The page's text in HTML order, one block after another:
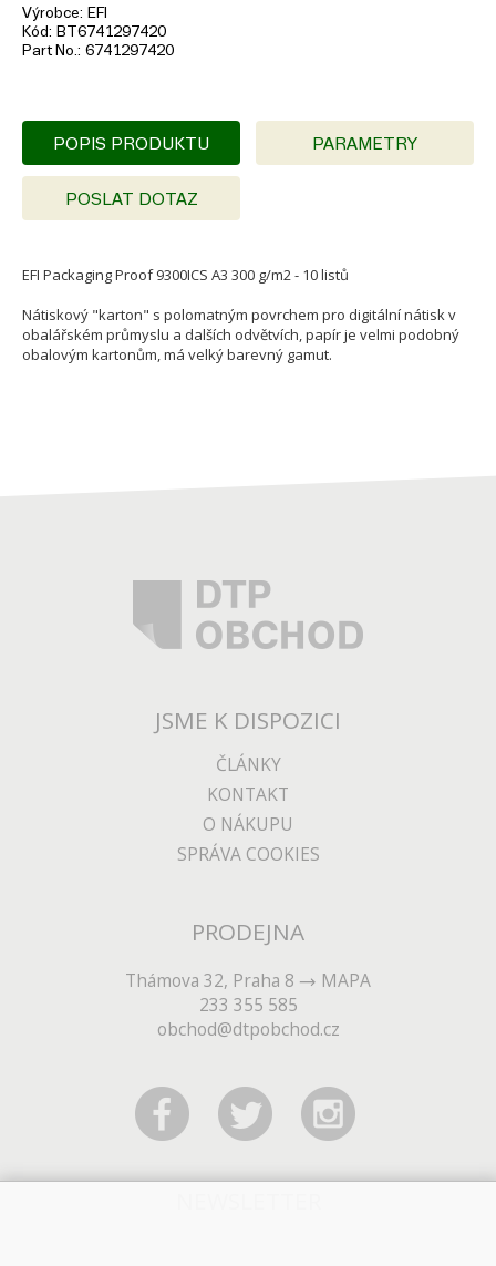
Výrobce
EFI
Kód
BT6741297420
Part No. 6741297420
POPIS PRODUKTU PARAMETRY
POSLAT DOTAZ
EFI Packaging Proof 9300ICS A3 300 g/m2 - 10 listů
Nátiskový "karton" s polomatným povrchem pro digitální nátisk v
obalářském průmyslu a dalších odvětvích, papír je velmi podobný
obalovým kartonům, má velký barevný gamut.
JSME K DISPOZICI
ČLÁNKY
KONTAKT
O NÁKUPU
SPRÁVA COOKIES
PRODEJNA
Thámova 32, Praha 8
MAPA
233 355 585
obchod@dtpobchod.cz